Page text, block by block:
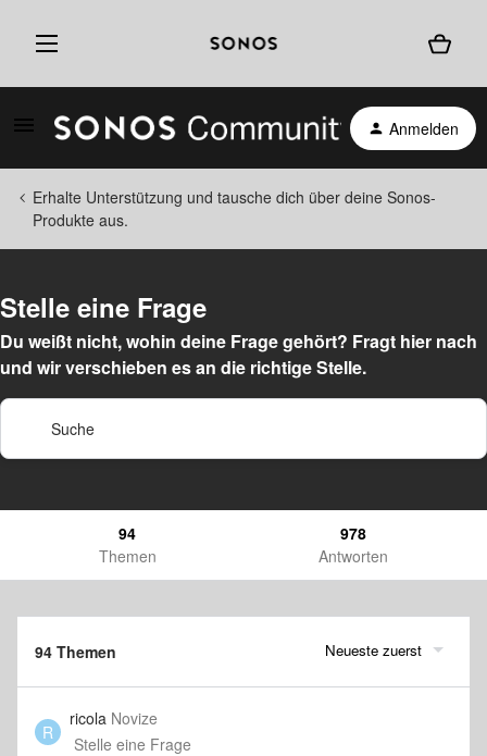
Anmelden
Erhalte Unterstützung und tausche dich über deine Sonos-
Produkte aus.
Stelle eine Frage
Du weißt nicht, wohin deine Frage gehört? Fragt hier nach
und wir verschieben es an die richtige Stelle.
94
Themen
978
Antworten
94 Themen Neueste zuerst
R
ricola Novize
Stelle eine Frage